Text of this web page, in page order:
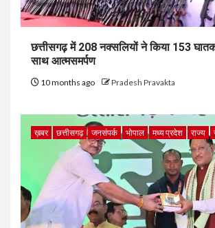
छत्तीसगढ़ में 208 नक्सलियों ने किया 153
साथ आत्मसमर्पण
10 months ago Pradesh Pravakta
ख़बर छत्तीसगढ़ जनसंपर्क भोपाल मध्य प्रदेश राज्य